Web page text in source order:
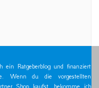
ein Ratgeberblog und finanziert
Wenn du die vorgestellten
Shop kaufst, bekomme ich